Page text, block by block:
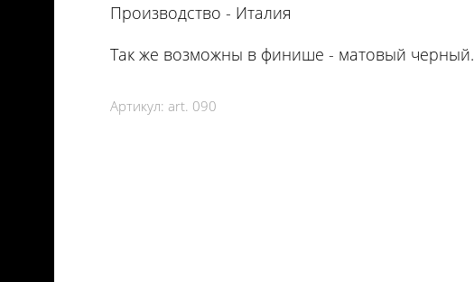
Производство - Италия
Так же возможны в финише - матовый черный.
Артикул: art. 090